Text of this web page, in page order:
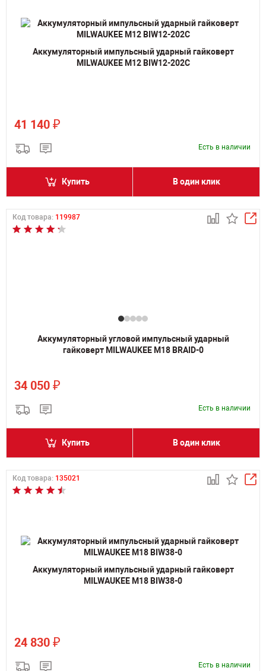
Аккумуляторный импульсный ударный гайковерт
MILWAUKEE M12 BIW12-202C
41 140 ₽
Есть в наличии
Купить В один клик
Код товара: 119987
Аккумуляторный угловой импульсный ударный
гайковерт MILWAUKEE M18 BRAID-0
34 050 ₽
Есть в наличии
Купить В один клик
Код товара: 135021
Аккумуляторный импульсный ударный гайковерт
MILWAUKEE M18 BIW38-0
24 830 ₽
Есть в наличии